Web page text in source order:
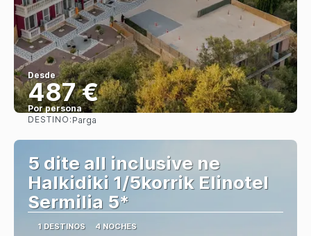
Desde
487 €
Por persona
DESTINO: Parga
5 dite all inclusive ne
Halkidiki 1/5korrik Elinotel
Sermilia 5*
1 DESTINOS 4 NOCHES